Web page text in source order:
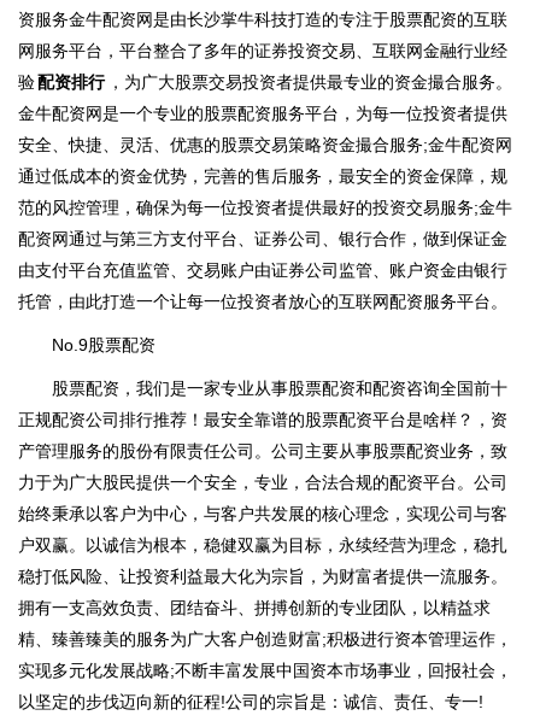
资服务金牛配资网是由长沙掌牛科技打造的专注于股票配资的互联
网服务平台，平台整合了多年的证券投资交易、互联网金融行业经
验配资排行 ，为广大股票交易投资者提供最专业的资金撮合服务。
金牛配资网是一个专业的股票配资服务平台，为每一位投资者提供
安全、快捷、灵活、优惠的股票交易策略资金撮合服务;金牛配资网
通过低成本的资金优势，完善的售后服务，最安全的资金保障，规
范的风控管理，确保为每一位投资者提供最好的投资交易服务;金牛
配资网通过与第三方支付平台、证券公司、银行合作，做到保证金
由支付平台充值监管、交易账户由证券公司监管、账户资金由银行
托管，由此打造一个让每一位投资者放心的互联网配资服务平台。
No.9股票配资
股票配资，我们是一家专业从事股票配资和配资咨询全国前十
正规配资公司排行推荐！最安全靠谱的股票配资平台是啥样？，资
产管理服务的股份有限责任公司。公司主要从事股票配资业务，致
力于为广大股民提供一个安全，专业，合法合规的配资平台。公司
始终秉承以客户为中心，与客户共发展的核心理念，实现公司与客
户双赢。以诚信为根本，稳健双赢为目标，永续经营为理念，稳扎
稳打低风险、让投资利益最大化为宗旨，为财富者提供一流服务。
拥有一支高效负责、团结奋斗、拼搏创新的专业团队，以精益求
精、臻善臻美的服务为广大客户创造财富;积极进行资本管理运作，
实现多元化发展战略;不断丰富发展中国资本市场事业，回报社会，
以坚定的步伐迈向新的征程!公司的宗旨是：诚信、责任、专一!